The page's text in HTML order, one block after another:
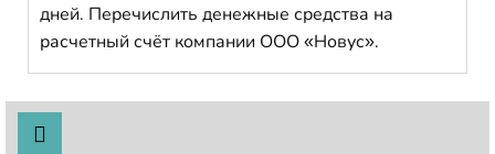
дней. Перечислить денежные средства на
расчетный счёт компании ООО «Новус».